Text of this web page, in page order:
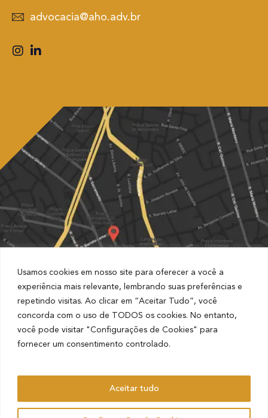
Usamos cookies em nosso site para oferecer a você a
experiência mais relevante, lembrando suas preferências e
repetindo visitas. Ao clicar em “Aceitar Tudo”, você
concorda com o uso de TODOS os cookies. No entanto,
você pode visitar "Configurações de Cookies" para
fornecer um consentimento controlado.
Aceitar tudo
advocacia@aho.adv.br
Convênio com o Estapar Condomínio Cruz Alta, Rua
AHO – ADVOCACIA HAMILTON OLIVEIRA